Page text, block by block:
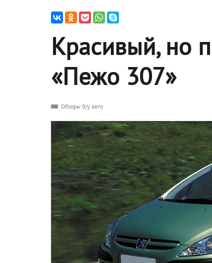
Красивый, но
«Пежо 307»
Обзоры б/у авто